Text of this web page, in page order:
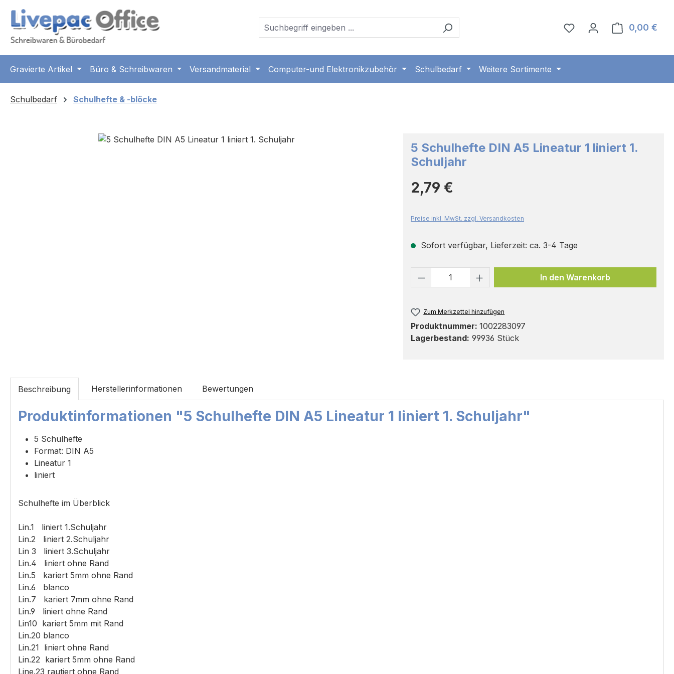
Hauptinhalt springen
Zur Suche springen
Zur Hauptnavigation springen
0,00 €
Gravierte Artikel Büro & Schreibwaren Versandmaterial Computer-und Elektronikzubehör Schulbedarf Weitere Sortimente
Schulbedarf Schulhefte & -blöcke
Bildergalerie überspringen
5 Schulhefte DIN A5 Lineatur 1 liniert 1.
Schuljahr
Regulärer Preis:
2,79 €
Preise inkl. MwSt. zzgl. Versandkosten
Sofort verfügbar, Lieferzeit: ca. 3-4 Tage
Produkt Anzahl: Gib den gewünschten Wert
In den Warenkorb
Zum Merkzettel hinzufügen
Produktnummer: 1002283097
Lagerbestand: 99936 Stück
Beschreibung Herstellerinformationen Bewertungen
Produktinformationen "5 Schulhefte DIN A5 Lineatur 1 liniert 1. Schuljahr"
5 Schulhefte
Format: DIN A5
Lineatur 1
liniert
Schulhefte im Überblick
Lin.1 liniert 1.Schuljahr
Lin.2 liniert 2.Schuljahr
Lin 3 liniert 3.Schuljahr
Lin.4 liniert ohne Rand
Lin.5 kariert 5mm ohne Rand
Lin.6 blanco
Lin.7 kariert 7mm ohne Rand
Lin.9 liniert ohne Rand
Lin10 kariert 5mm mit Rand
Lin.20 blanco
Lin.21 liniert ohne Rand
Lin.22 kariert 5mm ohne Rand
Line.23 rautiert ohne Rand